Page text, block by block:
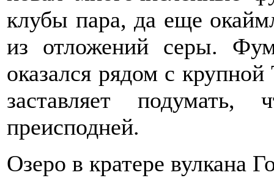
клубы пара, да еще
из отложений серы.
оказался рядом с
заставляет
преисподней.
Озеро в кратере вулкана